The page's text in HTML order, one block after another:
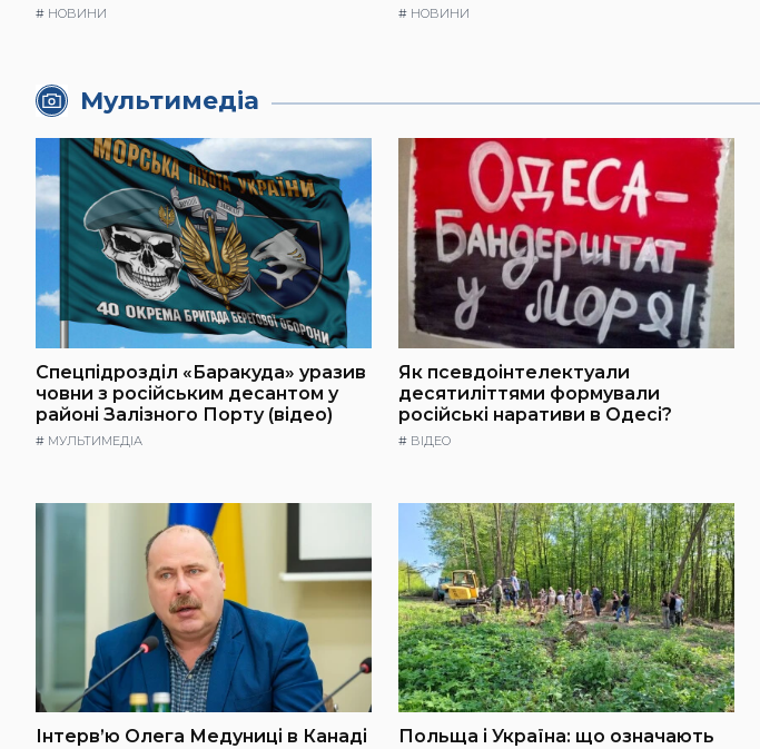
# НОВИНИ # НОВИНИ
Мультимедіа
Спецпідрозділ «Баракуда» уразив
човни з російським десантом у
районі Залізного Порту (відео)
# МУЛЬТИМЕДІА
Як псевдоінтелектуали
десятиліттями формували
російські наративи в Одесі?
# ВІДЕО
Інтерв’ю Олега Медуниці в Канаді
Польща і Україна: що означають